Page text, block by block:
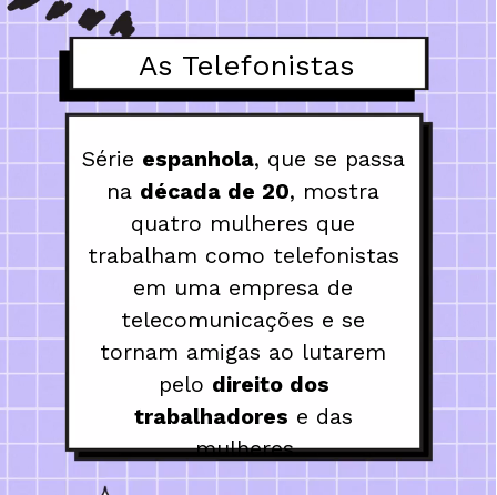
As Telefonistas
Série espanhola, que se passa
na década de 20, mostra
quatro mulheres que
trabalham como telefonistas
em uma empresa de
telecomunicações e se
tornam amigas ao lutarem
pelo direito dos
trabalhadores e das
mulheres.